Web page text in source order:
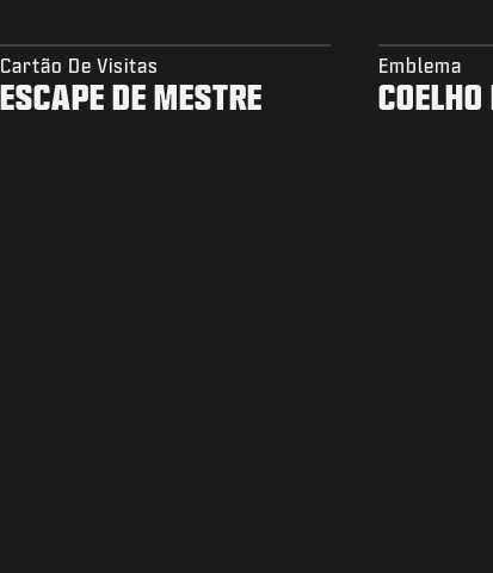
Cartão De Visitas
ESCAPE DE MESTRE
Emblema